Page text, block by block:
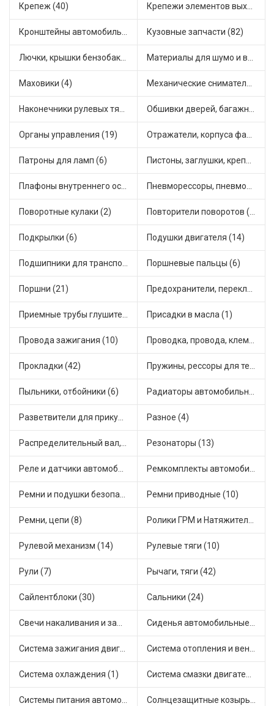
Крепеж (40) Крепежи элементов выхлопной системы (5)
Кронштейны автомобильные (4) Кузовные запчасти (82)
Лючки, крышки бензобака (6) Материалы для шумо и виброизоляции (1)
Маховики (4) Механические сниматели (1)
Наконечники рулевых тяг (30) Обшивки дверей, багажника, потолков, накладки салона (36)
Органы управления (19) Отражатели, корпуса фар и фонарей (1)
Патроны для ламп (6) Пистоны, заглушки, крепежные элементы (12)
Плафоны внутреннего освещения (1) Пневморессоры, пневмоподушки (1)
Поворотные кулаки (2) Повторители поворотов (10)
Подкрылки (6) Подушки двигателя (14)
Подшипники для транспорта (43) Поршневые пальцы (6)
Поршни (21) Предохранители, переключатели, кнопки автомобильные (40)
Приемные трубы глушителя (5) Присадки в масла (1)
Провода зажигания (10) Проводка, провода, клеммы и разъемы (23)
Прокладки (42) Пружины, рессоры для техники (29)
Пыльники, отбойники (6) Радиаторы автомобильные (17)
Разветвители для прикуривателя (3) Разное (4)
Распределительный вал, шестерни распределительного (7) Резонаторы (13)
Реле и датчики автомобильные (82) Ремкомплекты автомобильные (81)
Ремни и подушки безопасности (9) Ремни приводные (10)
Ремни, цепи (8) Ролики ГРМ и Натяжители (17)
Рулевой механизм (14) Рулевые тяги (10)
Рули (7) Рычаги, тяги (42)
Сайлентблоки (30) Сальники (24)
Свечи накаливания и зажигания (31) Сиденья автомобильные (1)
Система зажигания двигателя (3) Система отопления и вентиляции (17)
Система охлаждения (1) Система смазки двигателя (17)
Системы питания автомобиля (21) Солнцезащитные козырьки для салона автомобиля (3)